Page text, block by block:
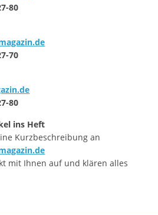
80
70
80
ins Heft
Kurzbeschreibung an
mit Ihnen auf und klären alles